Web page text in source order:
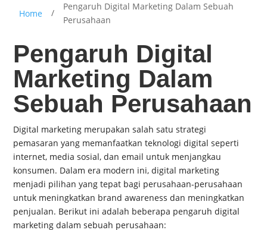
Home /
Pengaruh Digital Marketing Dalam Sebuah
Perusahaan
Pengaruh Digital
Marketing Dalam
Sebuah Perusahaan
Digital marketing merupakan salah satu strategi
pemasaran yang memanfaatkan teknologi digital seperti
internet, media sosial, dan email untuk menjangkau
konsumen. Dalam era modern ini, digital marketing
menjadi pilihan yang tepat bagi perusahaan-perusahaan
untuk meningkatkan brand awareness dan meningkatkan
penjualan. Berikut ini adalah beberapa pengaruh digital
marketing dalam sebuah perusahaan: